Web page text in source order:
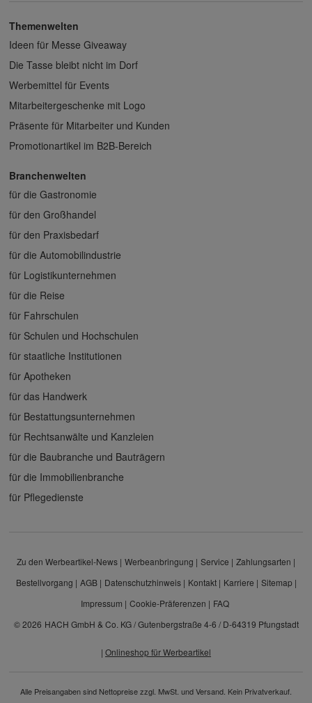
Themenwelten
Ideen für Messe Giveaway
Die Tasse bleibt nicht im Dorf
Werbemittel für Events
Mitarbeitergeschenke mit Logo
Präsente für Mitarbeiter und Kunden
Promotionartikel im B2B-Bereich
Branchenwelten
für die Gastronomie
für den Großhandel
für den Praxisbedarf
für die Automobilindustrie
für Logistikunternehmen
für die Reise
für Fahrschulen
für Schulen und Hochschulen
für staatliche Institutionen
für Apotheken
für das Handwerk
für Bestattungsunternehmen
für Rechtsanwälte und Kanzleien
für die Baubranche und Bauträgern
für die Immobilienbranche
für Pflegedienste
Zu den Werbeartikel-News Werbeanbringung Service
Zahlungsarten
Bestellvorgang
AGB Datenschutzhinweis Kontakt Karriere
Sitemap
Impressum
Cookie-Präferenzen
FAQ
© 2026 HACH GmbH & Co. KG / Gutenbergstraße 4-6 / D-64319 Pfungstadt
| Onlineshop für Werbeartikel
Alle Preisangaben sind Nettopreise zzgl. MwSt. und Versand. Kein Privatverkauf.